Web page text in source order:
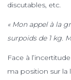
discutables, etc.
« Mon appel à la
surpoids de 1 kg.
Face à
ma position sur la